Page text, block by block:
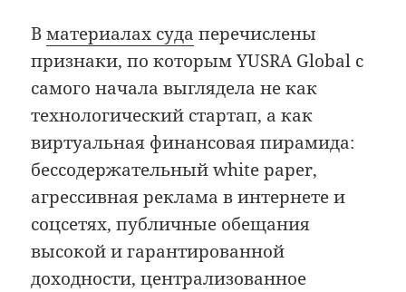
Вматериалах суда перечислены
признаки, по которым YUSRA Global с
самого начала выглядела не как
технологический стартап, а как
виртуальная финансовая пирамида:
бессодержательный white paper,
агрессивная реклама в интернете и
соцсетях, публичные обещания
высокой и гарантированной
доходности, централизованное